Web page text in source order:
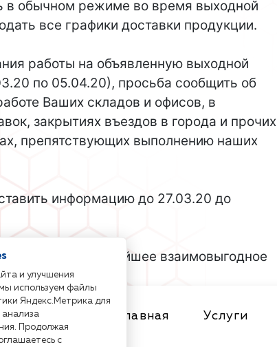
в обычном режиме во время выходной
все графики доставки продукции.
работы на объявленную выходной
по 05.04.20), просьба сообщить об
Ваших складов и офисов, в
закрытиях въездов в города и прочих
препятствующих выполнению наших
информацию до 27.03.20 до
и дальнейшее взаимовыгодное
НСК Главная Услуги
и улучшения
используем файлы
Яндекс.Метрика для
анализа
Продолжая
с